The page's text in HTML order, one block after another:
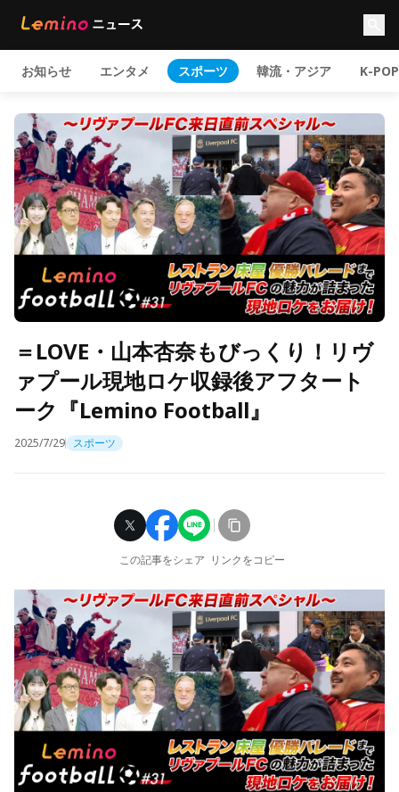
お知らせ エンタメ スポーツ 韓流・アジア K-POP
＝LOVE・山本杏奈もびっくり！リヴ
ァプール現地ロケ収録後アフタート
ーク『Lemino Football』
2025/7/29 スポーツ
この記事をシェア リンクをコピー